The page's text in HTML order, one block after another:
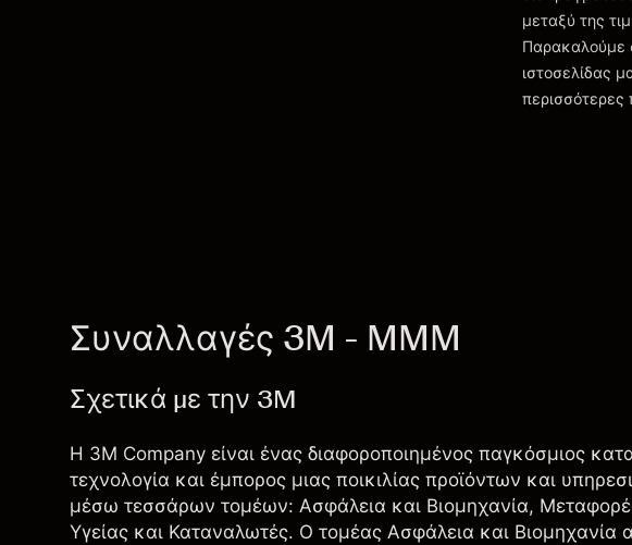
μεταξύ της
Παρακαλούμε
ιστοσελίδας
περισσότερες
Συναλλαγές 3M - MMM
Σχετικά με την 3M
Η 3M Company είναι ένας διαφοροποιημένος παγκόσμιος
τεχνολογία και έμπορος μιας ποικιλίας προϊόντων και
μέσω τεσσάρων τομέων: Ασφάλεια και Βιομηχανία,
Υγείας και Καταναλωτές. Ο τομέας Ασφάλεια και Βιομηχανία